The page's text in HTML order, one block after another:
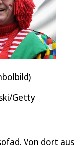
Getty
Von dort aus